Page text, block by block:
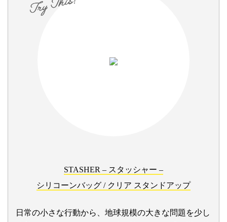
STASHER – スタッシャー –
シリコーンバッグ / クリア スタンドアップ
日常の小さな行動から、地球規模の大きな問題を少し